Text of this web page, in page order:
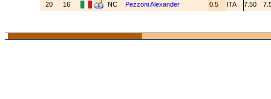
20
16 NC Pezzoni Alexander 0.5 ITA 7.50